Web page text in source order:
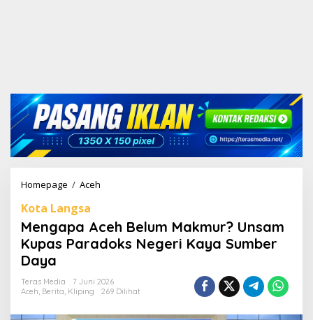
Homepage / Aceh
g
a
p
c
e
Kota Langsa
Mengapa Aceh Belum Makmur? Unsam
Kupas Paradoks Negeri Kaya Sumber
Daya
Teras Media
7 Juni 2026
Aceh, Berita, Kliping 269 Dilihat